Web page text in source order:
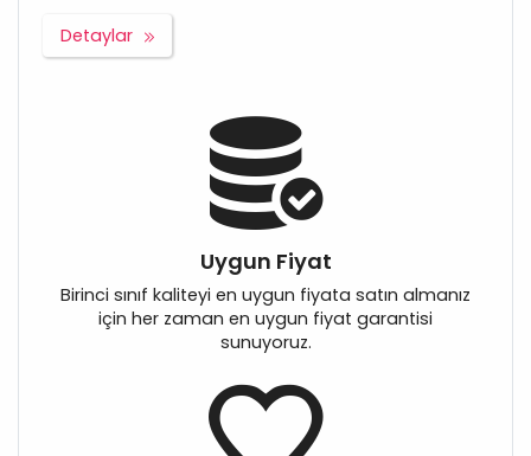
Detaylar
Uygun Fiyat
Birinci sınıf kaliteyi en uygun fiyata satın almanız
için her zaman en uygun fiyat garantisi
sunuyoruz.